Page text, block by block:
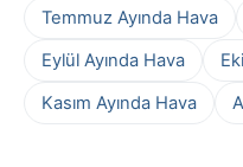
Temmuz Ayında Hava
Eylül Ayında Hava
Kasım Ayında Hava